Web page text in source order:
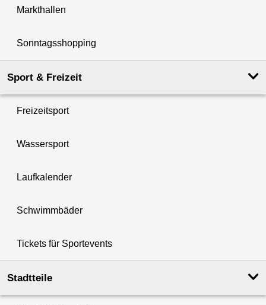
Markthallen
Sonntagsshopping
Sport & Freizeit
Freizeitsport
Wassersport
Laufkalender
Schwimmbäder
Tickets für Sportevents
Stadtteile